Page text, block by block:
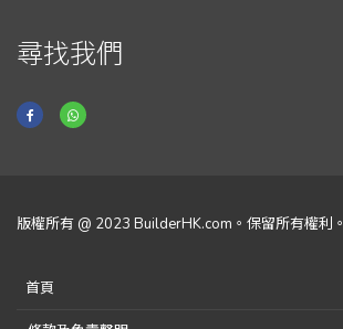
尋找我們
版權所有 @ 2023 BuilderHK.com。保留所有權利。
首頁